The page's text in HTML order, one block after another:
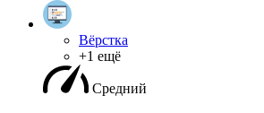
Вёрстка
+1 ещё
Средний